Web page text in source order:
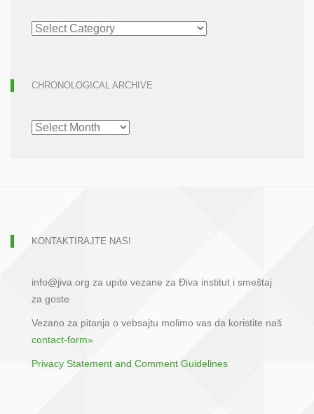
ARTICLE
ARCHIVE
CHRONOLOGICAL ARCHIVE
CHRONOLOGICAL
ARCHIVE
KONTAKTIRAJTE NAS!
info@jiva.org za upite vezane za Điva institut i smeštaj
za goste
Vezano za pitanja o vebsajtu molimo vas da koristite naš
contact-form»
Privacy Statement and Comment Guidelines